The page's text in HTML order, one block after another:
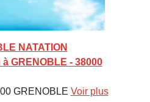
NATATION
GRENOBLE - 38000
GRENOBLE Voir plus